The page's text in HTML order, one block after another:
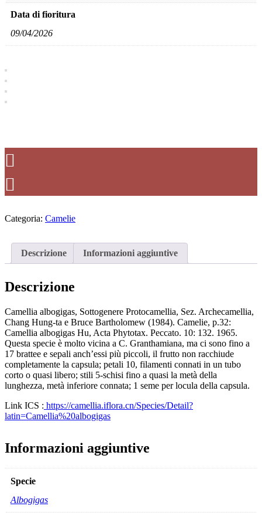
Data di fioritura
09/04/2026
Categoria: Camelie
Descrizione Informazioni aggiuntive
Descrizione
Camellia albogigas, Sottogenere Protocamellia, Sez. Archecamellia,
Chang Hung-ta e Bruce Bartholomew (1984). Camelie, p.32:
Camellia albogigas Hu, Acta Phytotax. Peccato. 10: 132. 1965.
Questa specie è molto vicina a C. Granthamiana, ma ci sono fino a
17 brattee e sepali anch’essi più piccoli, il frutto non racchiude
completamente la capsula; petali 10, filamenti connati in un tubo
corto o quasi libero; stili 5-schisi fino a quasi la metà della
lunghezza, metà inferiore connata; 1 seme per locula della capsula.
Link ICS : https://camellia.iflora.cn/Species/Detail?
latin=Camellia%20albogigas
Informazioni aggiuntive
Specie
Albogigas